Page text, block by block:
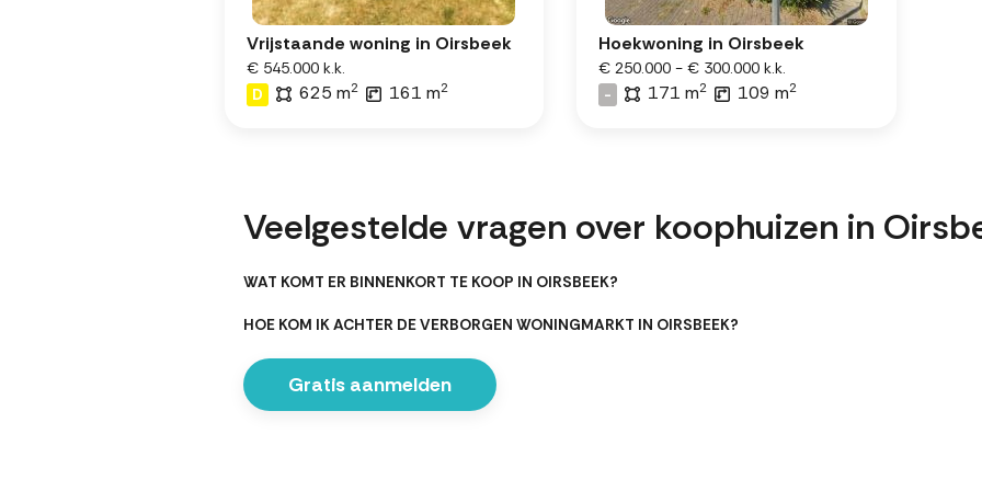
Vrijstaande woning in Oirsbeek
€ 545.000 k.k.
D
625 m2 161 m2
Hoekwoning in Oirsbeek
€ 250.000 - € 300.000 k.k.
-
171 m2 109 m2
Veelgestelde vragen over koophuizen in
WAT KOMT ER BINNENKORT TE KOOP IN OIRSBEEK?
HOE KOM IK ACHTER DE VERBORGEN WONINGMARKT IN OIRSBEEK?
Gratis aanmelden